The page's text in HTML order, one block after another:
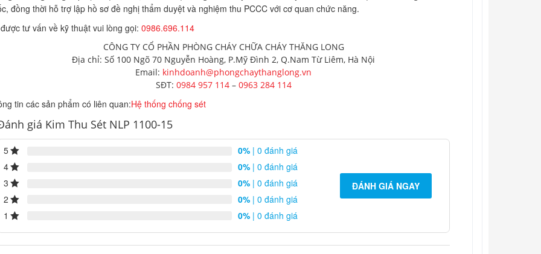
đồng thời hỗ trợ lập hồ sơ đề nghị thẩm duyệt và nghiệm thu PCCC với cơ quan chức năng.
tư vấn về kỹ thuật vui lòng gọi: 0986.696.114
CÔNG TY CỔ PHẦN PHÒNG CHÁY CHỮA CHÁY THĂNG LONG
Địa chỉ: Số 100 Ngõ 70 Nguyễn Hoàng, P.Mỹ Đình 2, Q.Nam Từ Liêm, Hà Nội
Email: kinhdoanh@phongchaythanglong.vn
SĐT: 0984 957 114– 0963 284 114
tin các sản phẩm có liên quan:Hệ thống chống sét
giá Kim Thu Sét NLP 1100-15
5 0% | 0 đánh giá
4
0% | 0 đánh giá
3
0% | 0 đánh giá
2
0% | 0 đánh giá
1
0% | 0 đánh giá
ĐÁNH GIÁ NGAY